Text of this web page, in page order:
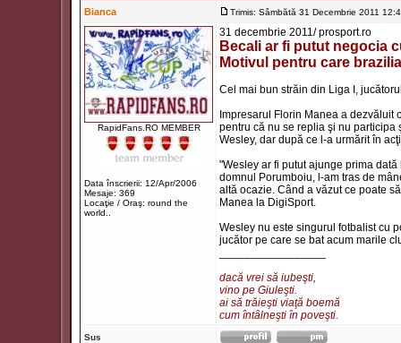
Bianca Trimis: Sâmbătă 31 Decembrie 2011
RapidFans.RO MEMBER
Data înscrierii: 12/Apr/2006
Mesaje: 369
Locaţie / Oraş: round the
world..
31 decembrie 2011/ prosport.ro
Becali ar fi putut negocia
Motivul pentru care
Cel mai bun străin din Liga I,
Impresarul Florin Manea a dezvăluit
pentru că nu se replia şi nu participa
Wesley, dar după ce l-a urmărit în
"Wesley ar fi putut ajunge prima
domnul Porumboiu, l-am tras de
altă ocazie. Când a văzut ce poate
Manea la DigiSport.
Wesley nu este singurul fotbalist cu
jucător pe care se bat acum marile
dacă vrei să iubeşti,
vino pe Giuleşti.
ai să trăieşti viaţă boemă
cum întâlneşti în poveşti.
Sus